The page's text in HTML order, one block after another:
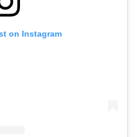
on Instagram